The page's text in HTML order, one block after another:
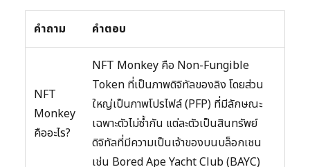
คำถาม คำตอบ
NFT
Monkey
คืออะไร?
NFT Monkey คือ Non-Fungible
Token ที่เป็นภาพดิจิทัลของลิง โดยส่วน
ใหญ่เป็นภาพโปรไฟล์ (PFP) ที่มีลักษณะ
เฉพาะตัวไม่ซ้ำกัน แต่ละตัวเป็นสินทรัพย์
ดิจิทัลที่มีความเป็นเจ้าของบนบล็อกเชน
เช่น Bored Ape Yacht Club (BAYC)